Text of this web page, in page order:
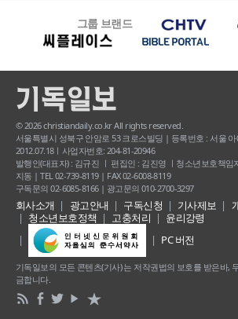
그룹 브랜드
© 2026 christiandaily.co.kr All rights reserved.
서울특별시 성북구 안암로 53 크로스빌딩 | 등록번호 : 서울
2012.07.18ㅣ사업자번호: 204-81-20946
발행인(대표자) : 김규진 ㅣ 편집인 : 김진영 ㅣ청소년보호책
지동 | TEL 02-739-8119 | FAX 02-6008-8119
구독문의 02-6085-8166 | 광고문의 010-2700-3297
회사소개 광고안내 구독신청 기사제보
청소년보호정책
고충처리
윤리강령
PC 버전
기독일보의 모든 콘텐츠(기사) 는 저작권법의 보호를 받은바,
금합니다.